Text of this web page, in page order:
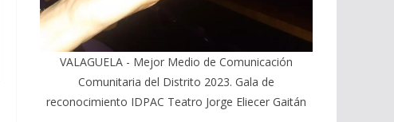
VALAGUELA - Mejor Medio de Comunicación
Comunitaria del Distrito 2023. Gala de
reconocimiento IDPAC Teatro Jorge Eliecer Gaitán